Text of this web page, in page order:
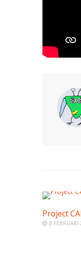
Project
8 FEBRUARI